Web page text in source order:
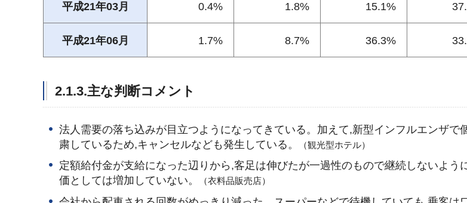
平成21年03月 0.4% 1.8% 15.1%
平成21年06月 1.7% 8.7% 36.3%
2.1.3.主な判断コメント
法人需要の落ち込みが目立つようになってきている。加えて,新型インフルエンザで
粛しているため,キャンセルなども発生している。
（観光型ホテル）
定額給付金が支給になった辺りから,客足は伸びたが一過性のもので継続しないよう
価としては増加していない。
（衣料品販売店）